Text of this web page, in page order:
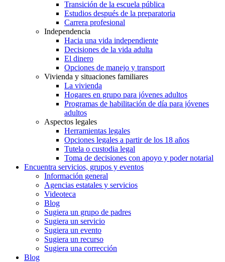
Transición de la escuela pública
Estudios después de la preparatoria
Carrera profesional
Independencia
Hacia una vida independiente
Decisiones de la vida adulta
El dinero
Opciones de manejo y transport
Vivienda y situaciones familiares
La vivienda
Hogares en grupo para jóvenes adultos
Programas de habilitación de día para jóvenes
adultos
Aspectos legales
Herramientas legales
Opciones legales a partir de los 18 años
Tutela o custodia legal
Toma de decisiones con apoyo y poder notarial
Encuentra servicios, grupos y eventos
Información general
Agencias estatales y servicios
Videoteca
Blog
Sugiera un grupo de padres
Sugiera un servicio
Sugiera un evento
Sugiera un recurso
Sugiera una corrección
Blog